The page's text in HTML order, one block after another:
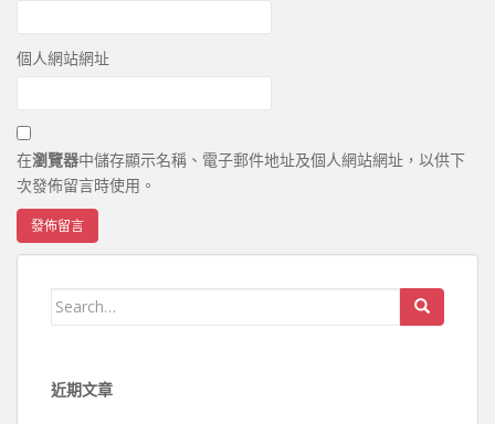
個人網站網址
在瀏覽器中儲存顯示名稱、電子郵件地址及個人網站網址，以供下
次發佈留言時使用。
Search for:
近期文章